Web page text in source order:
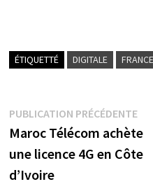
ÉTIQUETTÉ DIGITALE FRANCE
Navigation
de
l’article
PUBLICATION PRÉCÉDENTE
Maroc Télécom achète
une licence 4G en Côte
d’Ivoire